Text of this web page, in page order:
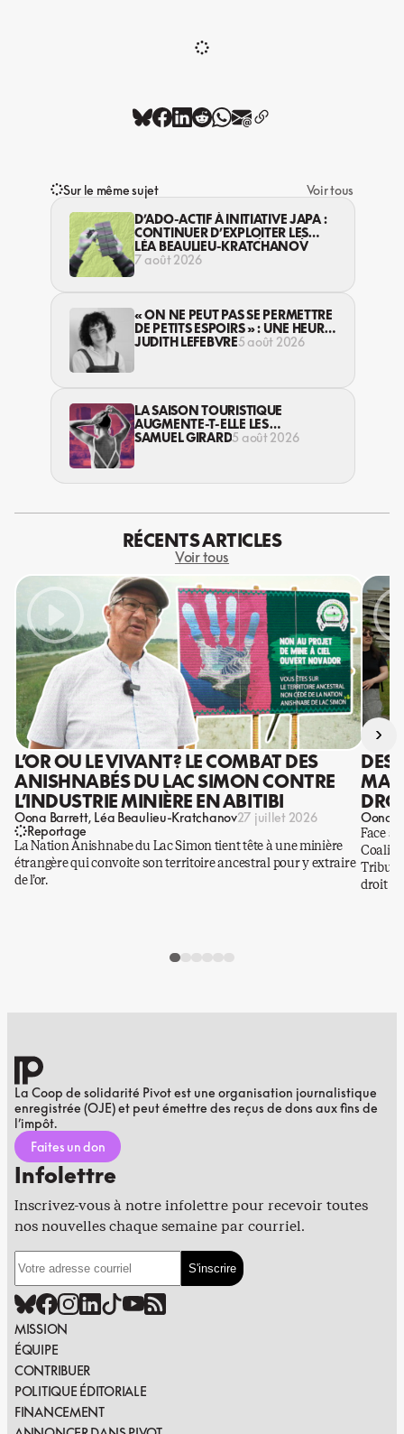
Sur le même sujet
Voir tous
D’ADO-ACTIF À INITIATIVE JAPA :
CONTINUER D’EXPLOITER LES
JEUNES… DANS LA LÉGALITÉ?
LÉA BEAULIEU-KRATCHANOV
7 août 2026
« ON NE PEUT PAS SE PERMETTRE
DE PETITS ESPOIRS » : UNE HEURE
AVEC AVI LEWIS
JUDITH LEFEBVRE5 août 2026
LA SAISON TOURISTIQUE
AUGMENTE-T-ELLE LES
VIOLENCES CONTRE LES
SAMUEL GIRARD5 août 2026
RÉCENTS ARTICLES
Voir tous
L’OR OU LE VIVANT? LE COMBAT DES
ANISHNABÉS DU LAC SIMON CONTRE
L’INDUSTRIE MINIÈRE EN ABITIBI
Oona Barrett Léa Beaulieu-Kratchanov27 juillet 2026
Reportage
La Nation Anishnabe du Lac Simon tient tête à une minière
étrangère qui convoite son territoire ancestral pour y extraire
de l’or.
DES
Oona
Face à
droit
›
La Coop de solidarité Pivot est une organisation journalistique
enregistrée (OJE) et peut émettre des reçus de dons aux fins de
l’impôt.
Faites un don
Infolettre
Inscrivez-vous à notre infolettre pour recevoir toutes
nos nouvelles chaque semaine par courriel.
MISSION
ÉQUIPE
CONTRIBUER
POLITIQUE ÉDITORIALE
FINANCEMENT